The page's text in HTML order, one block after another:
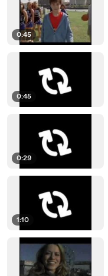
0:45
0:45
0:29
1:10